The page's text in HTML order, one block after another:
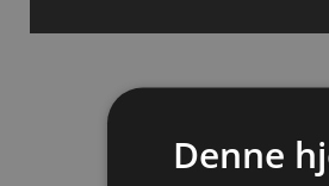
Denne